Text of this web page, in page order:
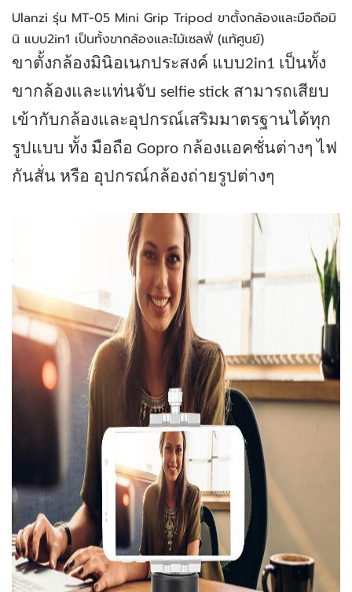
Ulanzi รุ่น MT-05 Mini Grip Tripod ขาตั้งกล้องและมือถือมิ
นิ แบบ2in1 เป็นทั้งขากล้องและไม้เซลฟี่ (แท้ศูนย์)
ขาตั้งกล้องมินิอเนกประสงค์ แบบ2in1 เป็นทั้ง
ขากล้องและแท่นจับ selfie stick สามารถเสียบ
เข้ากับกล้องและอุปกรณ์เสริมมาตรฐานได้ทุก
รูปแบบ ทั้ง มือถือ Gopro กล้องแอคชั่นต่างๆ ไฟ
กันสั่น หรือ อุปกรณ์กล้องถ่ายรูปต่างๆ